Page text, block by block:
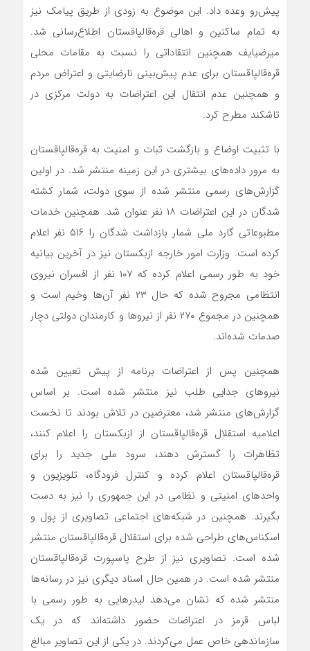
پیش‌رو وعده داد. این موضوع به زودی از طریق پیامک نیز
به تمام ساکنین و اهالی قره‌قالپاقستان اطلاع‌رسانی شد.
میرضیایف همچنین انتقاداتی را نسبت به مقامات محلی
قره‌قالپاقستان برای عدم پیش‌بینی نارضایتی و اعتراض مردم
و همچنین عدم انتقال این اعتراضات به دولت مرکزی در
تاشکند مطرح کرد.
با تثبیت اوضاع و بازگشت ثبات و امنیت به قره‌قالپاقستان
به مرور داده‌های بیشتری در این زمینه منتشر شد. در اولین
گزارش‌های رسمی منتشر شده از سوی دولت، شمار کشته
شدگان در این اعتراضات ۱۸ نفر عنوان شد. همچنین خدمات
مطبوعاتی گارد ملی شمار بازداشت شدگان را ۵۱۶ نفر اعلام
کرده است. وزارت امور خارجه ازبکستان نیز در آخرین بیانیه
خود به طور رسمی اعلام کرده که ۱۰۷ نفر از افسران نیروی
انتظامی مجروح شده که حال ۲۳ نفر آن‌ها وخیم است و
همچنین در مجموع ۲۷۰ نفر از نیروها و کارمندان دولتی دچار
صدمات شده‌اند.
همچنین پس از اعتراضات برنامه از پیش تعیین شده
نیروهای جدایی طلب نیز منتشر شده است. بر اساس
گزارش‌های منتشر شد، معترضین در تلاش بودند تا نخست
اعلامیه استقلال قره‌قالپاقستان از ازبکستان را اعلام کنند،
تظاهرات را گسترش دهند، سرود ملی جدید را برای
قره‌قالپاقستان اعلام کرده و کنترل فرودگاه، تلویزیون و
واحدهای امنیتی و نظامی در این جمهوری را نیز به دست
بگیرند. همچنین در شبکه‌های اجتماعی تصاویری از پول و
اسکناس‌های طراحی شده برای استقلال قره‌قالپاقستان منتشر
شده است. تصاویری نیز از طرح پاسپورت قره‌قالپاقستان
منتشر شده است. در همین حال اسناد دیگری نیز در رسانه‌ها
منتشر شده که نشان می‌دهد لیدرهایی به طور رسمی با
لباس قرمز در اعتراضات حضور داشته‌اند که در یک
سازماندهی خاص عمل می‌کردند. در یکی از این تصاویر مبالغ